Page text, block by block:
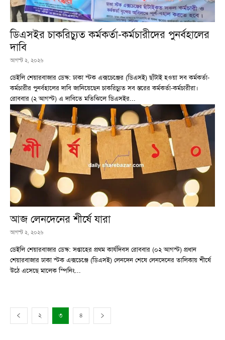
ডিএসইর চাকরিচ্যুত কর্মকর্তা-কর্মচারীদের পুনর্বহালের
দাবি
আগস্ট ২, ২০২৬
ডেইলি শেয়ারবাজার ডেস্ক: ঢাকা স্টক এক্সচেঞ্জের (ডিএসই) ছাঁটাই হওয়া সব কর্মকর্তা-
কর্মচারীর পুনর্বহালের দাবি জানিয়েছেন চাকরিচ্যুত সব স্তরের কর্মকর্তা-কর্মচারীরা।
রোববার (২ আগস্ট) এ দাবিতে মতিঝিলে ডিএসইর...
আজ লেনদেনের শীর্ষে যারা
আগস্ট ২, ২০২৬
ডেইলি শেয়ারবাজার ডেস্ক: সপ্তাহের প্রথম কার্যদিবস রোববার (০২ আগস্ট) প্রধান
শেয়ারবাজার ঢাকা স্টক এক্সচেঞ্জে (ডিএসই) লেনদেন শেষে লেনদেনের তালিকায় শীর্ষে
উঠে এসেছে মালেক স্পিনিং...
২ ৩ ৪